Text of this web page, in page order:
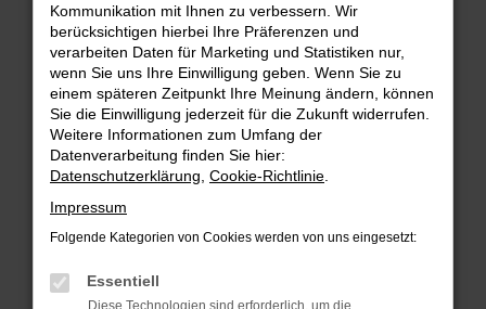
FEHLER: NETWORK ERROR
Beim Laden ist ein Fehler aufgetreten.
Hier sind ein paar Tipps, die dir helfen können:
Überprüfe deine Firewall und deine
Internetverbindung.
Suchmaschine?
Manche Erweiterungen, wie Werbeblocker,
können das Laden bestimmter Seiten
Kommunikation mit Ihnen zu verbessern. Wir
berücksichtigen hierbei Ihre Präferenzen und
verarbeiten Daten für Marketing und Statistiken nur,
wenn Sie uns Ihre Einwilligung geben. Wenn Sie zu
einem späteren Zeitpunkt Ihre Meinung ändern, können
Sie die Einwilligung jederzeit für die Zukunft widerrufen.
Weitere Informationen zum Umfang der
Datenverarbeitung finden Sie hier:
Datenschutzerklärung Cookie-Richtlinie
Impressum
Folgende Kategorien von Cookies werden von uns eingesetzt:
Essentiell
Diese Technologien sind erforderlich, um die